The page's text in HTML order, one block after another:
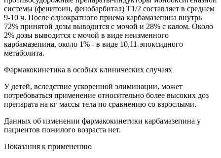
системы (фенитоин, фенобарбитал) T1/2 составляет в среднем
9-10 ч. После однократного приема карбамазепина внутрь
72% принятой дозы выводится с мочой и 28% с калом. Около
2% дозы выводится с мочой в виде неизменного
карбамазепина, около 1% - в виде 10,11-эпоксидного
метаболита.
Фармакокинетика в особых клинических случаях
У детей, вследствие ускоренной элиминации, может
потребоваться применение относительно более высоких доз
препарата на кг массы тела по сравнению со взрослыми.
Данных об изменении фармакокинетики карбамазепина у
пациентов пожилого возраста нет.
Показания к применению